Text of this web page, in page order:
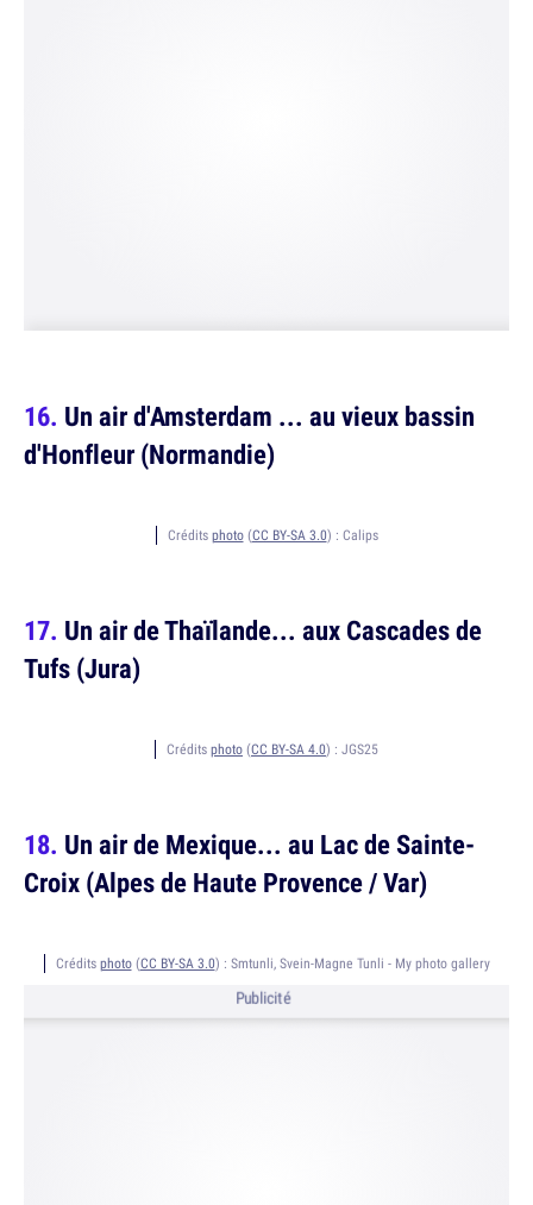
Un air d'Amsterdam ... au vieux bassin
d'Honfleur (Normandie)
Crédits photo(CC BY-SA 3.0) : Calips
Un air de Thaïlande... aux Cascades de
Tufs (Jura)
Crédits photo (CC BY-SA 4.0) : JGS25
Un air de Mexique... au Lac de Sainte-
Croix (Alpes de Haute Provence / Var)
Crédits photo(CC BY-SA 3.0) : Smtunli, Svein-Magne Tunli - My photo gallery
Publicité